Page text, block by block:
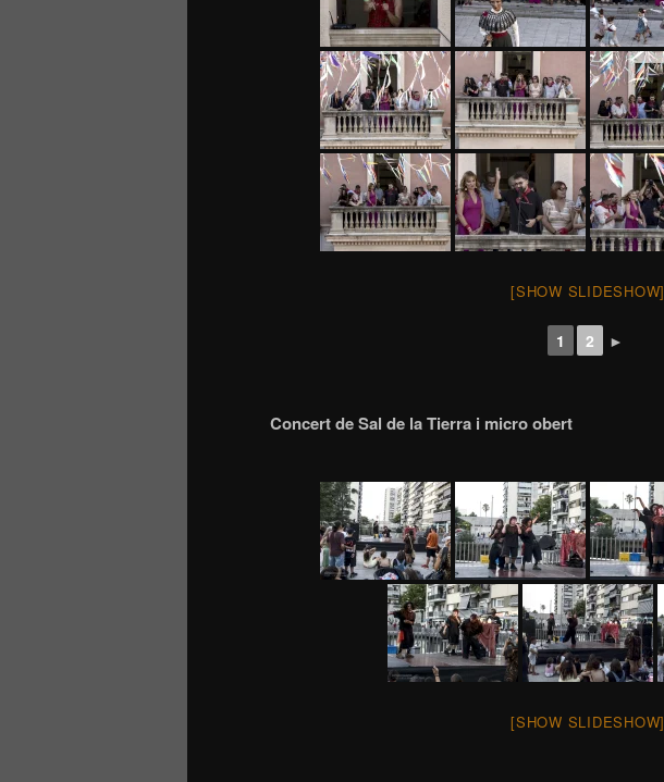
[SHOW SLIDESHOW]
1 2 ►
Concert de Sal de la Tierra i micro obert
[SHOW SLIDESHOW]